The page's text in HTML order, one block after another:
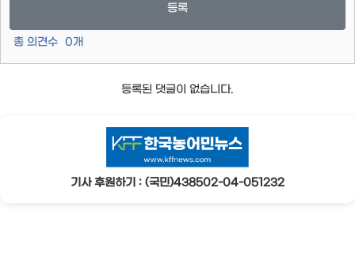
등록
총 의견수 0개
등록된 댓글이 없습니다.
기사 후원하기 : (국민)438502-04-051232